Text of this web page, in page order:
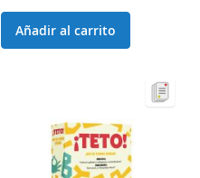
Añadir al carrito